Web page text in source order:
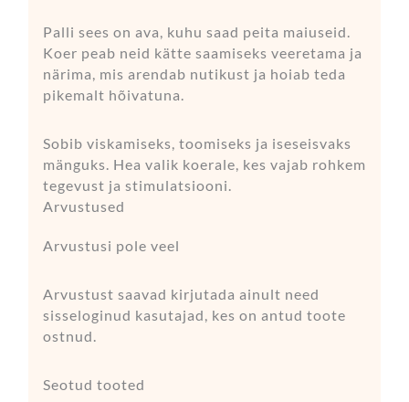
Palli sees on ava, kuhu saad peita maiuseid.
Koer peab neid kätte saamiseks veeretama ja
närima, mis arendab nutikust ja hoiab teda
pikemalt hõivatuna.
Sobib viskamiseks, toomiseks ja iseseisvaks
mänguks. Hea valik koerale, kes vajab rohkem
tegevust ja stimulatsiooni.
Arvustused
Arvustusi pole veel
Arvustust saavad kirjutada ainult need
sisseloginud kasutajad, kes on antud toote
ostnud.
Seotud tooted